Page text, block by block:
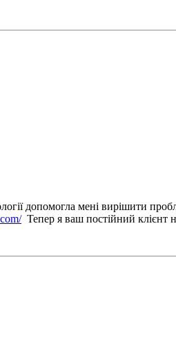
допомогла мені вирішити
Тепер я ваш постійний клієнт